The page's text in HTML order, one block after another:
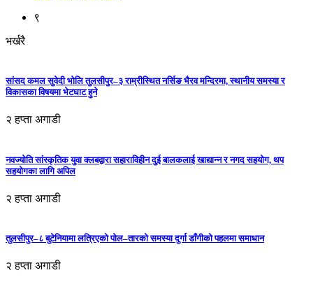
९
भर्खरै
सांसद कमल सुवेदी भोलि तुलसीपुर–३ राम्रीस्थित नर्सिङ भैरव मन्दिरमा, स्थानीय समस्या र
विकासका विषयमा भेटघाट हुने
२ हप्ता अगाडी
नवज्योति सांस्कृतिक युवा क्लबद्वारा सहाराविहीन दुई बालकलाई खाद्यान्न र नगद सहयोग, थप
सहयोगका लागि अपिल
२ हप्ता अगाडी
तुलसीपुर–८ बुटेनियामा लत्रिएको पोल–तारको समस्या दुर्गा डाँगीको पहलमा समाधान
२ हप्ता अगाडी